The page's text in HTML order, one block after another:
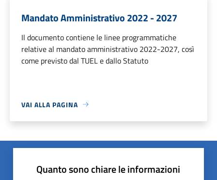
Mandato Amministrativo 2022 - 2027
Il documento contiene le linee programmatiche
relative al mandato amministrativo 2022-2027, così
come previsto dal TUEL e dallo Statuto
VAI ALLA PAGINA
Quanto sono chiare le informazioni